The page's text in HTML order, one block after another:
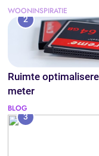
WOONINSPIRATIE
2
Ruimte
meter
BLOG
3